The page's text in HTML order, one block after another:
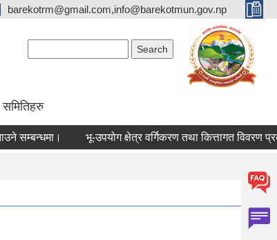
barekotrm@gmail.com,info@barekotmun.gov.np
समितिहरु
भू-उपयोग क्षेत्र वर्गिकरण तथा कित्तागत विवरण